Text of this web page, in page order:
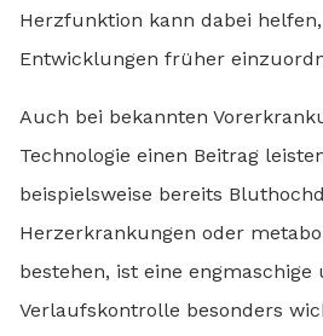
Herzfunktion kann dabei
Entwicklungen früher
Auch bei bekannten
Technologie einen Beitrag
beispielsweise bereits
Herzerkrankungen oder
bestehen, ist eine engmaschige
Verlaufskontrolle besonders